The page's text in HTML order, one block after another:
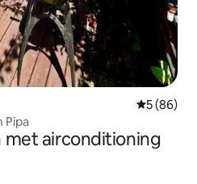
5 (86)
Pipa
airconditioning